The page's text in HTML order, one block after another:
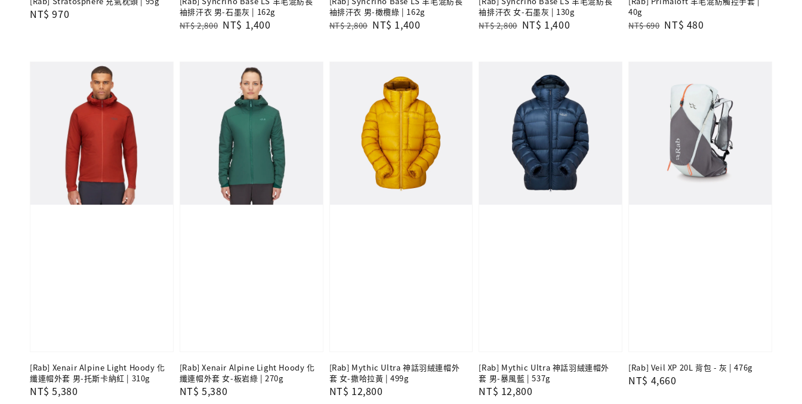
Regular
NT$ 970
袖排汗衣 男-石墨灰 | 162g
Regular
NT$ 2,800 Sale
NT$ 1,400
袖排汗衣 男-橄欖綠 | 162g
Regular
NT$ 2,800 Sale
NT$ 1,400
袖排汗衣 女-石墨灰 | 130g
Regular
NT$ 2,800 Sale
NT$ 1,400
40g
Regular
NT$ 690 Sale
NT$ 480
[Rab] Xenair Alpine Light Hoody 化
纖連帽外套 男-托斯卡納紅 | 310g
Regular
NT$ 5,380
[Rab] Xenair Alpine Light Hoody 化
纖連帽外套 女-板岩綠 | 270g
Regular
NT$ 5,380
[Rab] Mythic Ultra 神話羽絨連帽外
套 女-撒哈拉黃 | 499g
Regular
NT$ 12,800
[Rab] Mythic Ultra 神話羽絨連帽外
套 男-暴風藍 | 537g
Regular
NT$ 12,800
[Rab] Veil XP 20L 背包 - 灰 | 476g
Regular
NT$ 4,660